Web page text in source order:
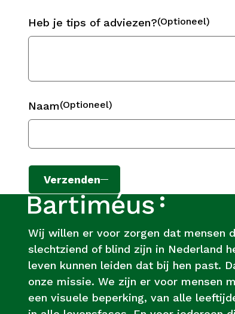
Heb je tips of adviezen?(Optioneel)
Naam(Optioneel)
Verzenden
Footer
Over
Bartiméus
Wij willen er voor zorgen dat mensen
slechtziend of blind zijn in Nederland
leven kunnen leiden dat bij hen past.
onze missie. We zijn er voor mensen
een visuele beperking, van alle